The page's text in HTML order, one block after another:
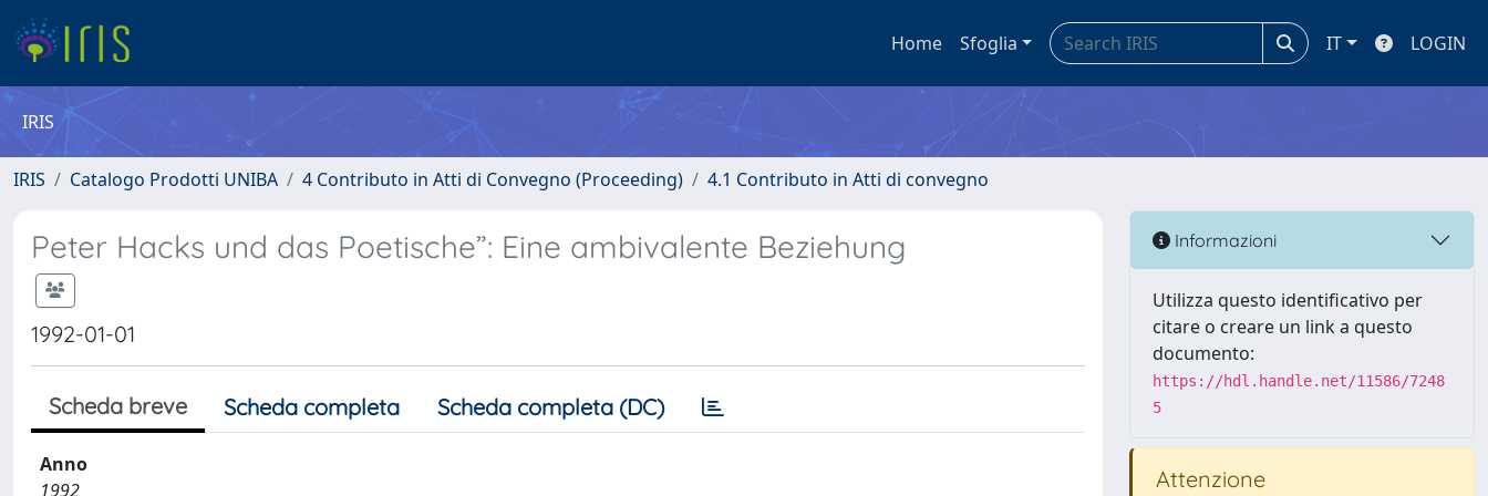
Home Sfoglia IT LOGIN
IRIS
IRIS Catalogo Prodotti UNIBA 4 Contributo in Atti di Convegno (Proceeding) 4.1 Contributo in Atti di convegno
Peter Hacks und das Poetische”: Eine ambivalente Beziehung
1992-01-01
Scheda breve Scheda completa Scheda completa (DC)
Anno
1992
Informazioni
Utilizza questo identificativo per
citare o creare un link a questo
documento:
https://hdl.handle.net/11586/7248
5
Attenzione